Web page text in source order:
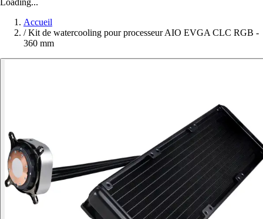
Loading...
Accueil
/ Kit de watercooling pour processeur AIO EVGA CLC RGB -
360 mm